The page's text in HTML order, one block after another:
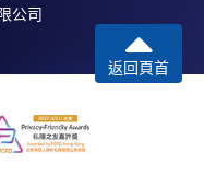
其他單元
程及其他單元或繳
，如學員就讀的課
員有關程序。
適用於手機)、
公司
返回頁首